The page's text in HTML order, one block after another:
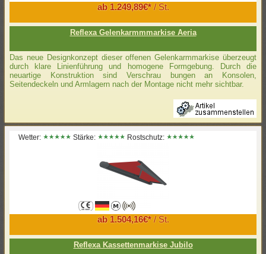
ab 1.249,89€*/ St.
Reflexa Gelenkarmmmarkise Aeria
Das neue Designkonzept dieser offenen Gelenkarmmarkise überzeugt
durch klare Linienführung und homogene Formgebung. Durch die
neuartige Konstruktion sind Verschrau­ bungen an Konsolen,
Seitendeckeln und Armlagern nach der Montage nicht mehr sichtbar.
Wetter: Stärke: Rostschutz:
ab 1.504,16€*/ St.
Reflexa Kassettenmarkise Jubilo